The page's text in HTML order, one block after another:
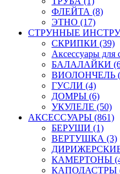
ФЛЕЙТА (8)
ЭТНО (17)
СТРУННЫЕ
СКРИПКИ (39)
Аксессуары для
БАЛАЛАЙКИ
ВИОЛОНЧЕЛЬ
ГУСЛИ (4)
ДОМРЫ (6)
УКУЛЕЛЕ (50)
АКСЕССУАРЫ (861)
БЕРУШИ (1)
ВЕРТУШКА (3)
КАМЕРТОНЫ
КАПОДАСТРЫ